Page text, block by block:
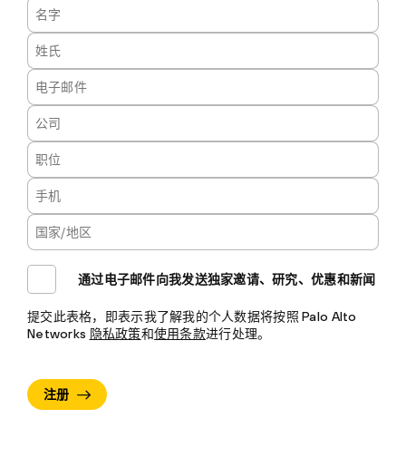
通过电子邮件向我发送独家邀请、研究、优惠和新闻
提交此表格，即表示我了解我的个人数据将按照 Palo Alto
Networks 隐私政策和使用条款进行处理。
注册